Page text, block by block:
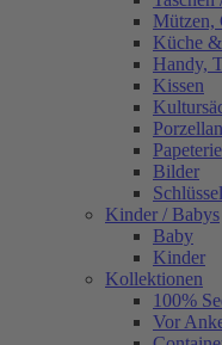
Mützen,
Küche
Handy,
Kissen
Papeterie
Bilder
Kinder / Babys
Baby
Kinder
Kollektionen
100%
Vor